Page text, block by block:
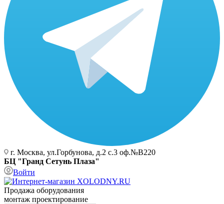
г. Москва, ул.Горбунова, д.2 с.3 оф.№В220
БЦ "Гранд Сетунь Плаза"
Войти
Продажа оборудования
монтаж проектирование